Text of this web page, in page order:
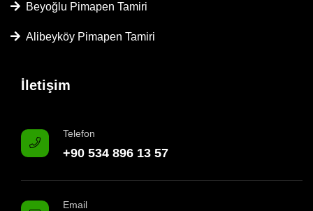
Beyoğlu Pimapen Tamiri
Alibeyköy Pimapen Tamiri
İletişim
Telefon
+90 534 896 13 57
Email